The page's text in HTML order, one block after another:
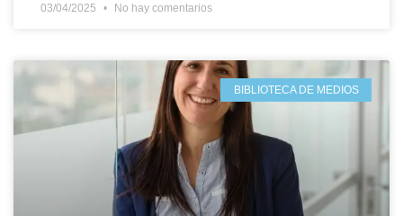
03/04/2025 No hay comentarios
BIBLIOTECA DE MEDIOS